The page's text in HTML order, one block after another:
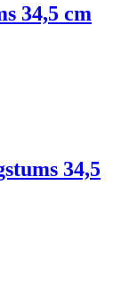
34,5 cm
34,5